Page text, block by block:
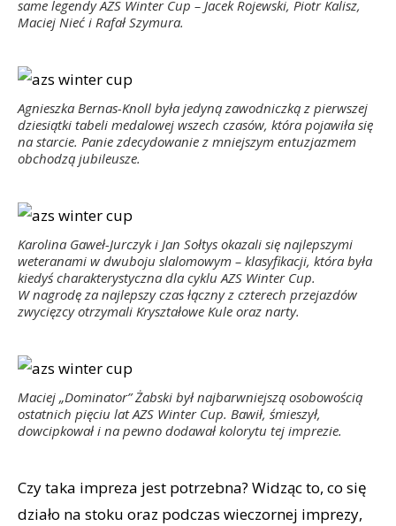
same legendy AZS Winter Cup – Jacek Rojewski, Piotr Kalisz,
Maciej Nieć i Rafał Szymura.
Agnieszka Bernas-Knoll była jedyną zawodniczką z pierwszej
dziesiątki tabeli medalowej wszech czasów, która pojawiła się
na starcie. Panie zdecydowanie z mniejszym entuzjazmem
obchodzą jubileusze.
Karolina Gaweł-Jurczyk i Jan Sołtys okazali się najlepszymi
weteranami w dwuboju slalomowym – klasyfikacji, która była
kiedyś charakterystyczna dla cyklu AZS Winter Cup.
W nagrodę za najlepszy czas łączny z czterech przejazdów
zwycięzcy otrzymali Kryształowe Kule oraz narty.
Maciej „Dominator” Żabski był najbarwniejszą osobowością
ostatnich pięciu lat AZS Winter Cup. Bawił, śmieszył,
dowcipkował i na pewno dodawał kolorytu tej imprezie.
Czy taka impreza jest potrzebna? Widząc to, co się
działo na stoku oraz podczas wieczornej imprezy,